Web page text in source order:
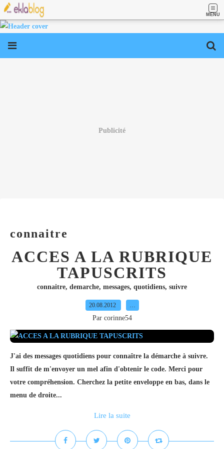
MENU
Publicité
connaitre
ACCES A LA RUBRIQUE
TAPUSCRITS
connaitre, demarche, messages, quotidiens, suivre
20.08.2012 …
Par corinne54
J'ai des messages quotidiens pour connaître la démarche à suivre.
Il suffit de m'envoyer un mel afin d'obtenir le code. Merci pour
votre compréhension. Cherchez la petite enveloppe en bas, dans le
menu de droite...
Lire la suite